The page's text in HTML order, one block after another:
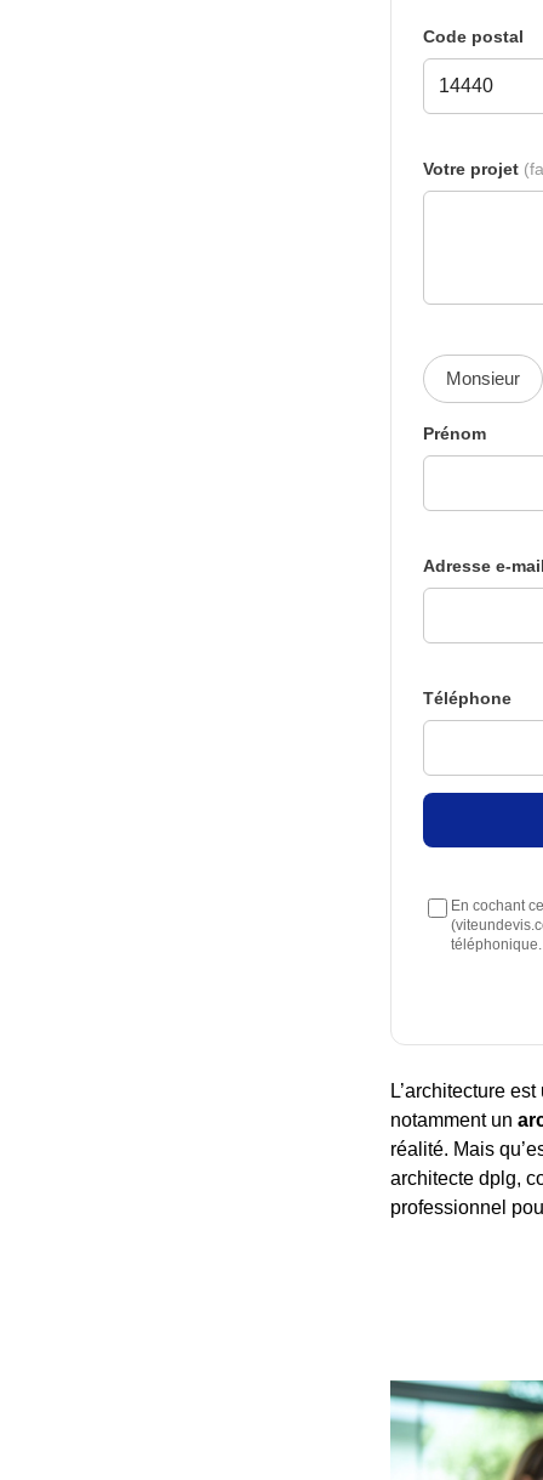
Code postal
Votre projet
Monsieur
Prénom
Adresse e-
Téléphone
En cochant
téléphonique.
L’architecture
notamment un
réalité. Mais
architecte dplg,
professionnel